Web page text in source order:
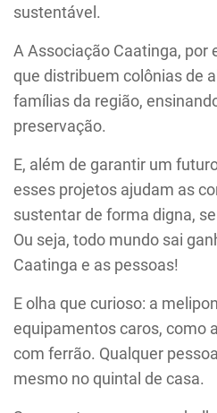
sustentável.
A Associação Caatinga, por
que distribuem colônias de
famílias da região,
preservação.
E, além de garantir um
esses projetos ajudam as
sustentar de forma digna,
Ou seja, todo mundo sai
Caatinga e as pessoas!
E olha que curioso: a
equipamentos caros, como
com ferrão. Qualquer
mesmo no quintal de casa.